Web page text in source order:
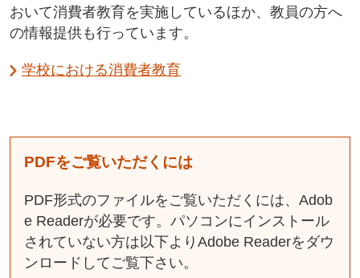
おいて消費者教育を実施しているほか、教員の方へ
の情報提供も行っています。
学校における消費者教育
PDFをご覧いただくには
PDF形式のファイルをご覧いただくには、Adob
e Readerが必要です。パソコンにインストール
されていない方は以下よりAdobe Readerをダウ
ンロードしてご覧下さい。